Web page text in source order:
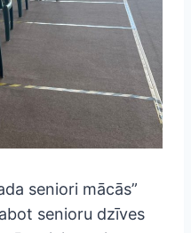
seniori mācās”
senioru dzīves